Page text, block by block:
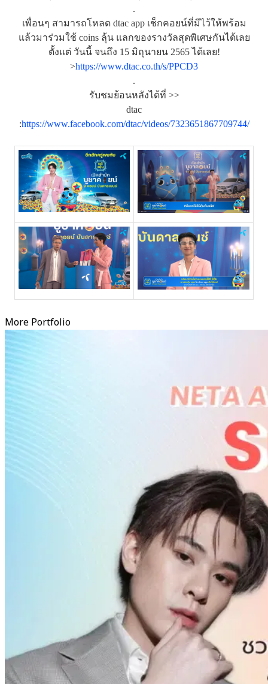
.
เพื่อนๆ สามารถโหลด dtac app เช็กคอยน์ที่มีไว้ให้พร้อม
แล้วมาร่วมใช้ coins ลุ้น แลกของรางวัลสุดพิเศษกันได้เลย
ตั้งแต่ วันนี้ จนถึง 15 มิถุนายน 2565 ได้เลย!
>https://www.dtac.co.th/s/PPCD3
.
รับชมย้อนหลังได้ที่ >>
dtac
:https://www.facebook.com/dtac/videos/7323651867709744/
More Portfolio